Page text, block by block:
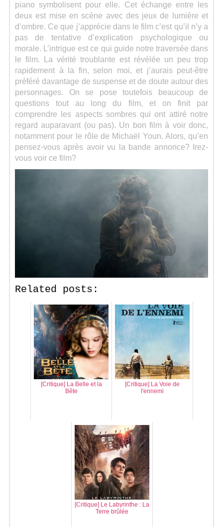
piano symbolisent pour elle. Cet échange entre les
deux est mise en scène avec des jeux de lumière et
d’ombre. Ce que j’apprécie dans le film c’est qu’il n’y a
pas de tentative d’explication psychologique ou
morale. L’intrigue est ce qui guide notre traversée dans
le film. La vérité troublante est révélée un peu trop
rapidement à la fin, selon moi, et j’aurais peut-être
préféré davantage de suspense et de doute autour des
personnages. On se pose toutefois beaucoup de
questions tout au long du film, et on finit par
comprendre les aspects sombres qui ont attiré notre
regard auparavant (ou pas). Un bon film à voir donc,
notamment pour le rôle de Michaël Youn. Alors, qu’en
pensez-vous après avoir vu la bande annonce? Irez-
vous voir ce film?
Related posts:
[Critique] La Belle et la
Bête
[Critique] La Voie de
l'ennemi
[Critique] Le Labyrinthe : La
Terre brûlée